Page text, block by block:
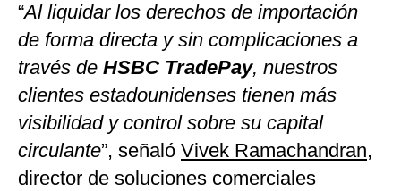
“Al liquidar los derechos de importación
de forma directa y sin complicaciones a
través de HSBC TradePay, nuestros
clientes estadounidenses tienen más
visibilidad y control sobre su capital
circulante”, señaló Vivek Ramachandran,
director de soluciones comerciales